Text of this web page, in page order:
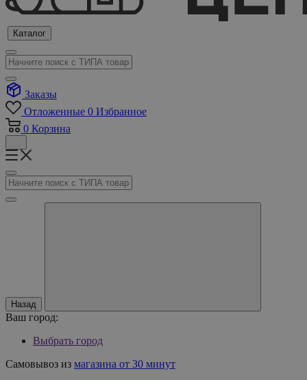
Каталог
Заказы
Отложенные 0 Избранное
0 Корзина
Назад
Ваш город:
Выбрать город
Самовывоз из магазина от 30 минут